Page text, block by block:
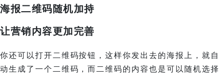
海报二维码随机加持
让营销内容更加完善
你还可以打开二维码按钮，这样你发出去的海报上，就自
动生成了一个二维码，而二维码的内容也是可以随机选择